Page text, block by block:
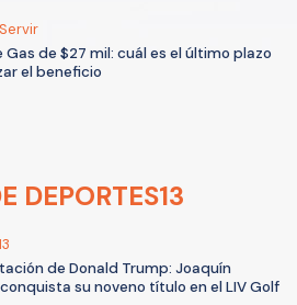
Gas de $27 mil: cuál es el último plazo
el beneficio
DEPORTES13
de Donald Trump: Joaquín
su noveno título en el LIV Golf